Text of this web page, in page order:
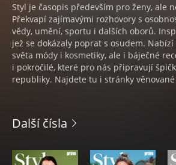
Styl je časopis především pro ženy, ale
Překvapí zajímavými rozhovory s
vědy, umění, sportu i dalších oborů.
jež se dokázaly poprat s osudem.
světa módy i kosmetiky, ale i báječné
i pokročilé, které pro nás připravují
republiky. Najdete tu i stránky
zejména bylinné medicíně se spoustou
Oblíbená jsou i témata a rady, jež se
Další čísla